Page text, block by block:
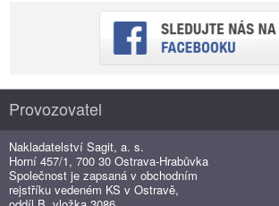
Provozovatel
Nakladatelství Sagit, a. s.
Horní 457/1, 700 30 Ostrava-Hrabůvka
Společnost je zapsaná v obchodním
rejstříku vedeném KS v Ostravě,